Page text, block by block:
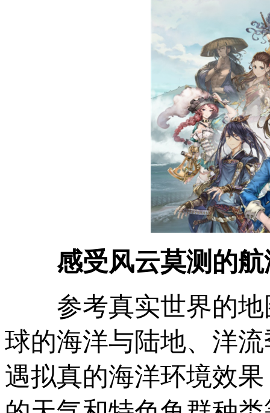
感受风云莫测的
参考真实世界的
球的海洋与陆地、洋
遇拟真的海洋环境效